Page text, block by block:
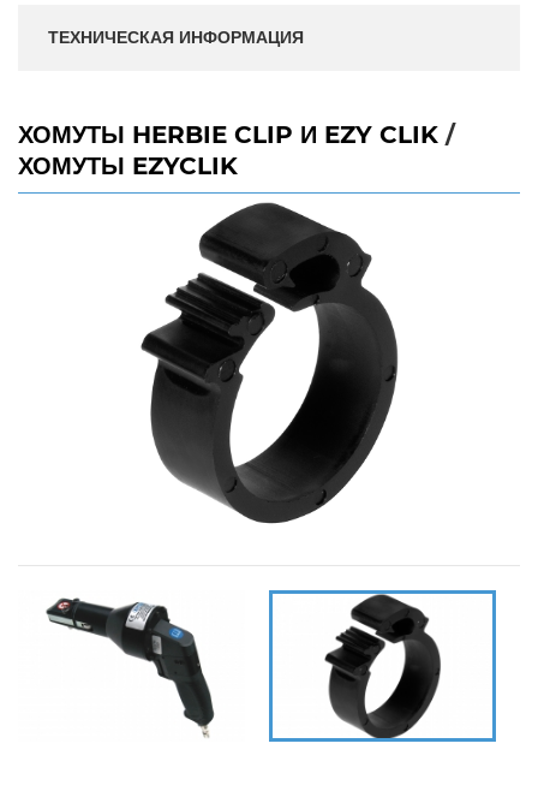
ТЕХНИЧЕСКАЯ ИНФОРМАЦИЯ
ХОМУТЫ HERBIE CLIP И EZY CLIK /
ХОМУТЫ EZYCLIK